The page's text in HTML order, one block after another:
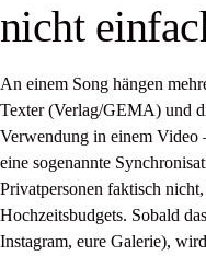
nicht
An einem Song hängen
Texter (Verlag/GEMA) und
Verwendung in einem Video
eine sogenannte
Privatpersonen faktisch
Hochzeitsbudgets. Sobald
Instagram, eure Galerie),